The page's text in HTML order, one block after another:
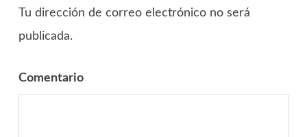
Tu dirección de correo electrónico no será
publicada.
Comentario